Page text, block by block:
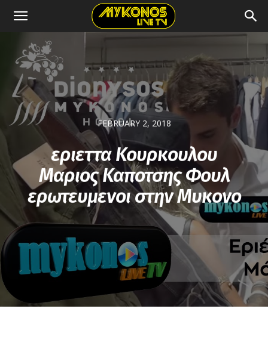
FEBRUARY 2, 2018
εριεττα Κουρκουλου
Μαριος Καποτσης Φουλ
ερωτευμενοι στην Μυκονο